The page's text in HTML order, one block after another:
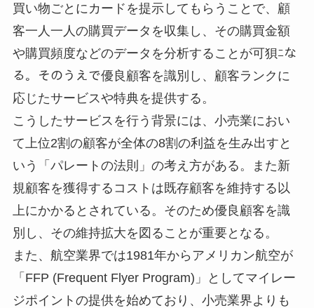
買い物ごとにカードを提示してもらうことで、顧
客一人一人の購買データを収集し、その購買金額
や購買頻度などのデータを分析することが可狽ﾆな
る。そのうえで優良顧客を識別し、顧客ランクに
応じたサービスや特典を提供する。
こうしたサービスを行う背景には、小売業におい
て上位2割の顧客が全体の8割の利益を生み出すと
いう「パレートの法則」の考え方がある。また新
規顧客を獲得するコストは既存顧客を維持する以
上にかかるとされている。そのため優良顧客を識
別し、その維持拡大を図ることが重要となる。
また、航空業界では1981年からアメリカン航空が
「FFP (Frequent Flyer Program)」としてマイレー
ジポイントの提供を始めており、小売業界よりも